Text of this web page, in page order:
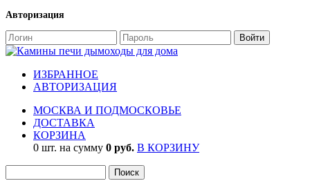
Авторизация
ИЗБРАННОЕ
АВТОРИЗАЦИЯ
МОСКВА И ПОДМОСКОВЬЕ
ДОСТАВКА
КОРЗИНА
0 шт. на сумму 0 руб. В КОРЗИНУ